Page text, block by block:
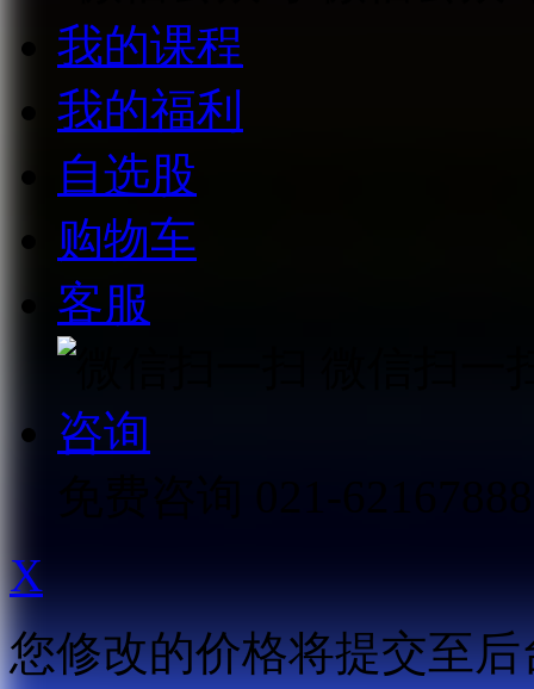
我的课程
我的福利
自选股
购物车
客服
咨询
X
您修改的价格将提交至